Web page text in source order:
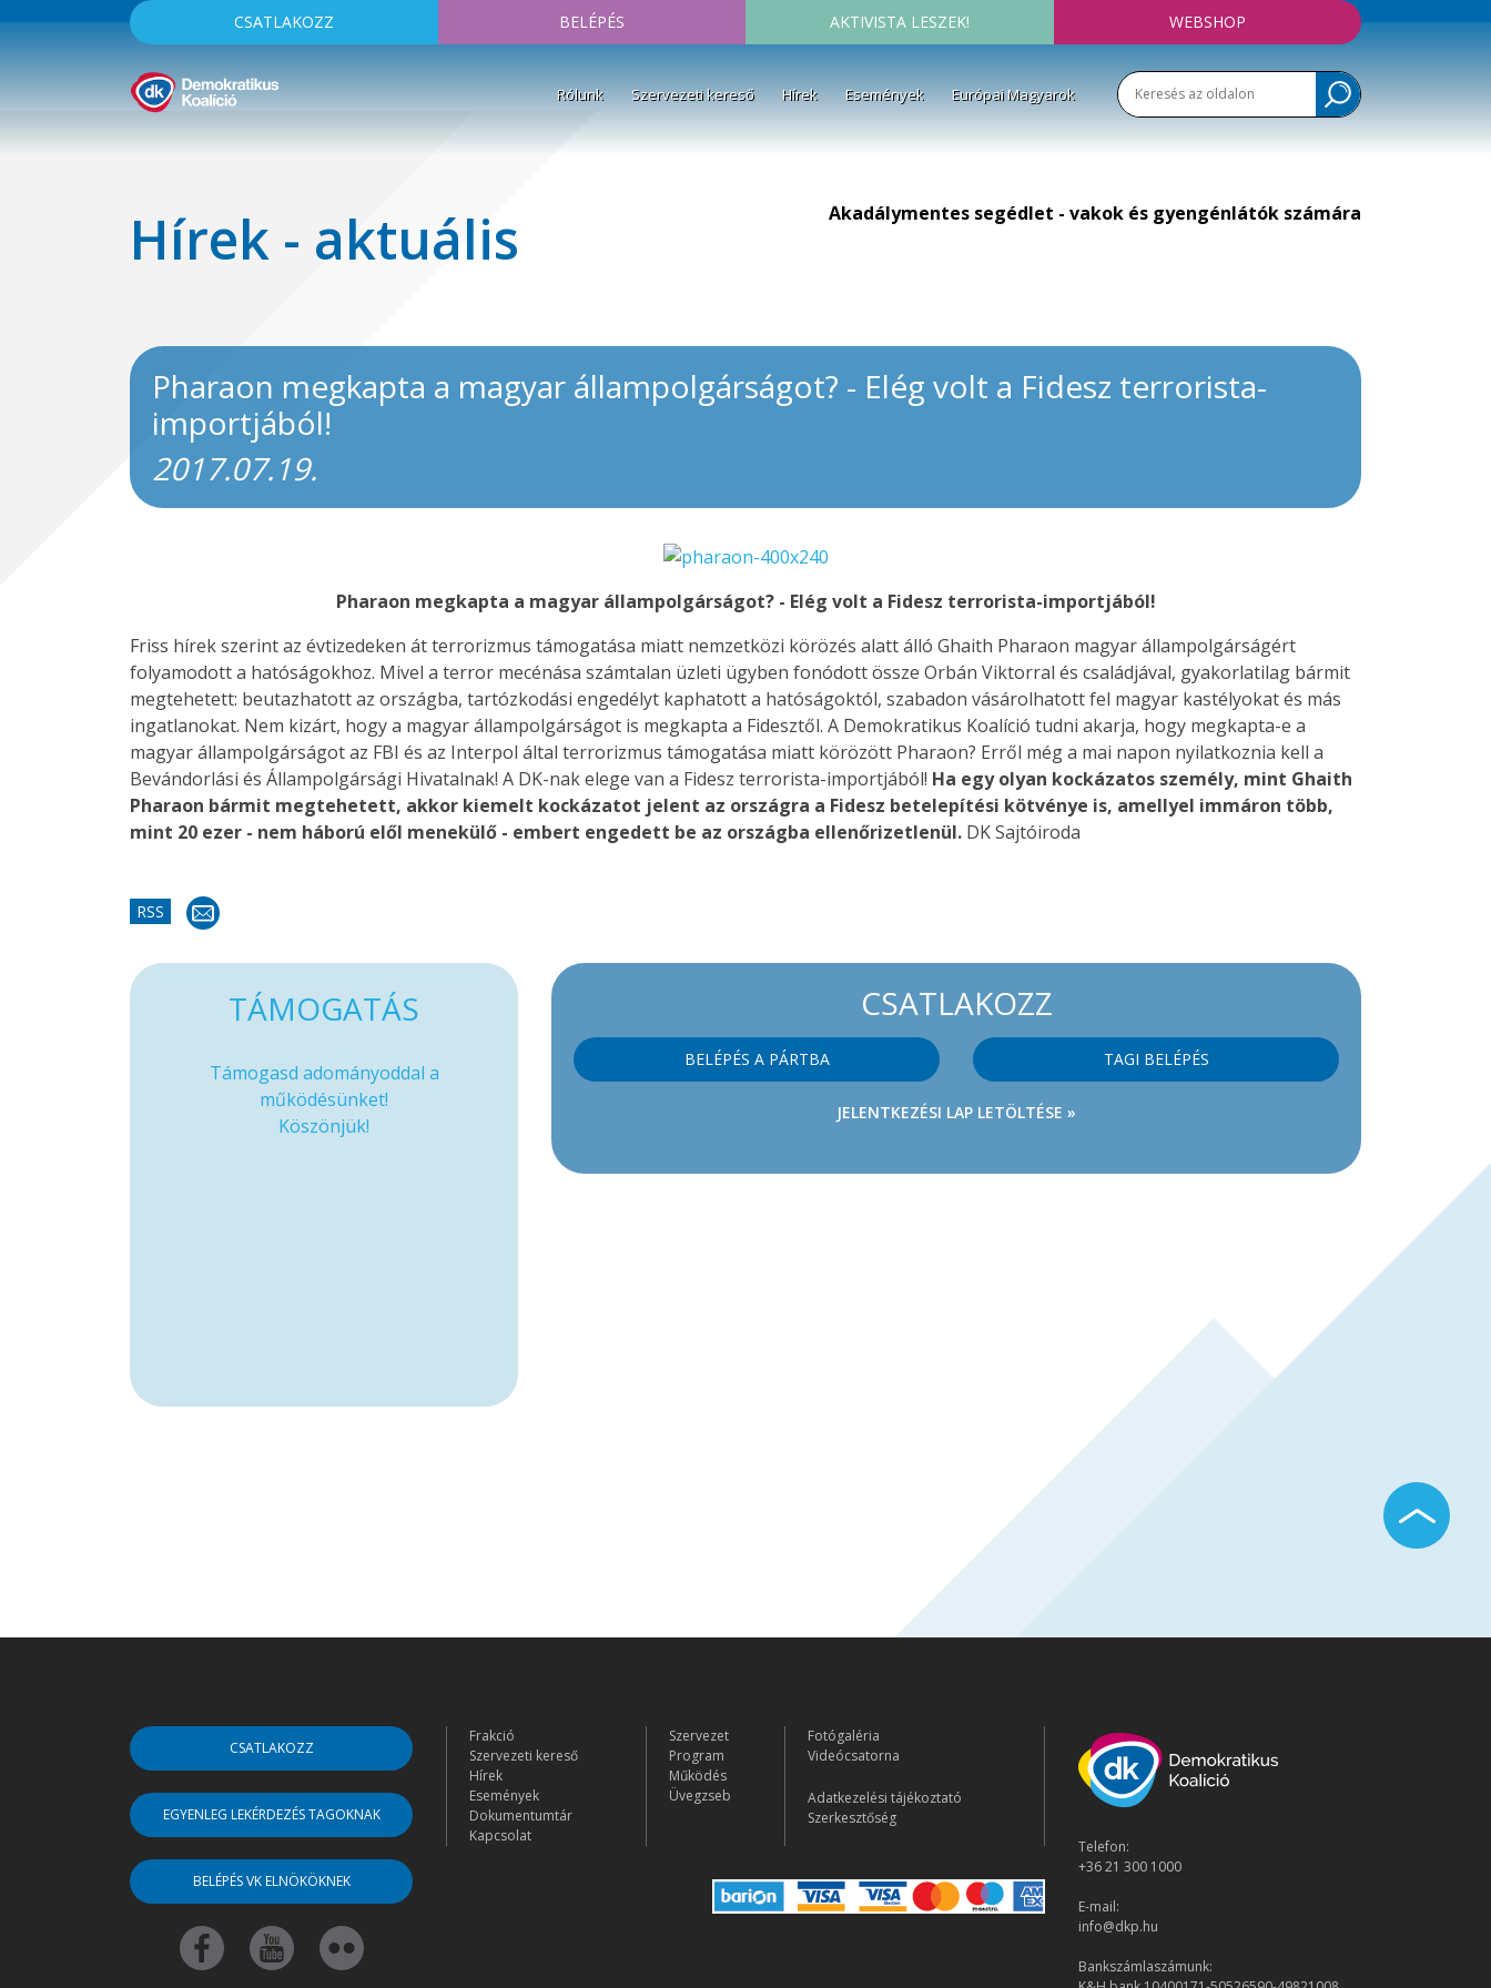
CSATLAKOZZ BELÉPÉS AKTIVISTA LESZEK! WEBSHOP
Rólunk Szervezeti kereső Hírek Események Európai Magyarok
Hírek - aktuális Akadálymentes segédlet - vakok és gyengénlátók számára
Pharaon megkapta a magyar állampolgárságot? - Elég volt a Fidesz terrorista-
importjából!
2017.07.19.
Pharaon megkapta a magyar állampolgárságot? - Elég volt a Fidesz terrorista-importjából!
Friss hírek szerint az évtizedeken át terrorizmus támogatása miatt nemzetközi körözés alatt álló Ghaith Pharaon magyar állampolgárságért
folyamodott a hatóságokhoz. Mivel a terror mecénása számtalan üzleti ügyben fonódott össze Orbán Viktorral és családjával, gyakorlatilag bármit
megtehetett: beutazhatott az országba, tartózkodási engedélyt kaphatott a hatóságoktól, szabadon vásárolhatott fel magyar kastélyokat és más
ingatlanokat. Nem kizárt, hogy a magyar állampolgárságot is megkapta a Fidesztől. A Demokratikus Koalíció tudni akarja, hogy megkapta-e a
magyar állampolgárságot az FBI és az Interpol által terrorizmus támogatása miatt körözött Pharaon? Erről még a mai napon nyilatkoznia kell a
Bevándorlási és Állampolgársági Hivatalnak! A DK-nak elege van a Fidesz terrorista-importjából! Ha egy olyan kockázatos személy, mint Ghaith
Pharaon bármit megtehetett, akkor kiemelt kockázatot jelent az országra a Fidesz betelepítési kötvénye is, amellyel immáron több,
mint 20 ezer - nem háború elől menekülő - embert engedett be az országba ellenőrizetlenül. DK Sajtóiroda
RSS
CSATLAKOZZ
BELÉPÉS A PÁRTBA TAGI BELÉPÉS
JELENTKEZÉSI LAP LETÖLTÉSE »
TÁMOGATÁS
Támogasd adományoddal a
működésünket!
Köszönjük!
CSATLAKOZZ
EGYENLEG LEKÉRDEZÉS TAGOKNAK
BELÉPÉS VK ELNÖKÖKNEK
Frakció
Szervezeti kereső
Hírek
Események
Dokumentumtár
Kapcsolat
Szervezet
Program
Működés
Üvegzseb
Fotógaléria
Videócsatorna
Adatkezelési tájékoztató
Szerkesztőség
Telefon:
+36 21 300 1000
E-mail:
info@dkp.hu
Bankszámlaszámunk: